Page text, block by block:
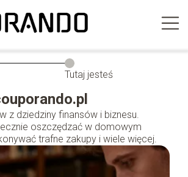
Tutaj jesteś
z dziedziny finansów i biznesu.
oszczędzać w domowym
trafne zakupy i wiele więcej.